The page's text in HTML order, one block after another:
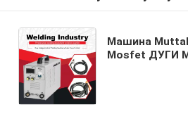
Машина
Mosfet ДУГИ